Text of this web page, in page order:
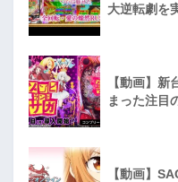
大逆転劇を
【動画】
まった注目
【動画】